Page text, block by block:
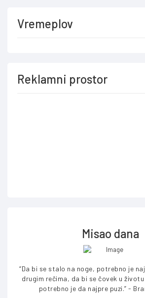
Vremeplov
Reklamni prostor
Misao dana
“Da bi se stalo na noge, potrebno je
drugim rečima, da bi se čovek u
potrebno je da najpre puzi.” -